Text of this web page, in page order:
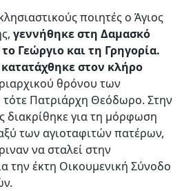
ποιητές ο Άγιος
γεννήθηκε στη Δαμασκό
Γεώργιο και τη Γρηγορία.
στον κλήρο
θρόνου των
Πατριάρχη Θεόδωρο. Στην
διακρίθηκε για τη μόρφωση
των αγιοταφιτών πατέρων,
να σταλεί στην
την έκτη Οικουμενική Σύνοδο